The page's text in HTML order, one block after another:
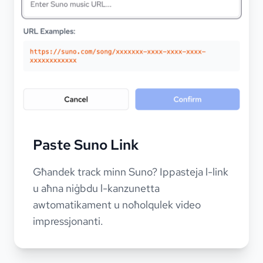
Paste Suno Link
Għandek track minn Suno? Ippasteja l-link
u aħna niġbdu l-kanzunetta
awtomatikament u noħolqulek video
impressjonanti.